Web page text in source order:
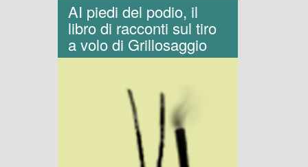
AI piedi del podio, il
libro di racconti sul tiro
a volo di Grillosaggio